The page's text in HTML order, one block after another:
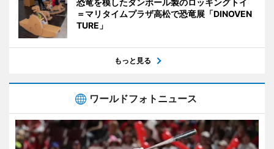
恐竜を模したダンボール製のロッキングトイ
＝マリタイムプラザ高松で恐竜展「DINOVEN
TURE」
もっと見る
ワールドフォトニュース